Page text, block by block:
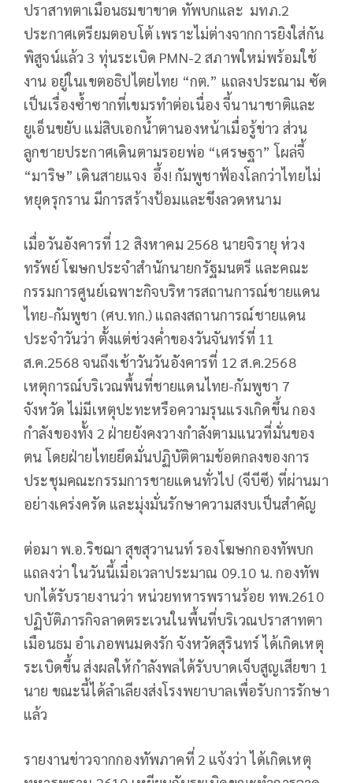
ปราสาทตาเมือนธมขาขาด ทัพบกและ มทภ.2
ประกาศเตรียมตอบโต้ เพราะไม่ต่างจากการยิงใส่กัน
พิสูจน์แล้ว 3 ทุ่นระเบิด PMN-2 สภาพใหม่พร้อมใช้
งาน อยู่ในเขตอธิปไตยไทย “กต.” แถลงประณาม ซัด
เป็นเรื่องซ้ำซากที่เขมรทำต่อเนื่อง จี้นานาชาติและ
ยูเอ็นขยับ แม่สิบเอกน้ำตานองหน้าเมื่อรู้ข่าว ส่วน
ลูกชายประกาศเดินตามรอยพ่อ “เศรษฐา” โผล่จี้
“มาริษ” เดินสายแจง อึ้ง! กัมพูชาฟ้องโลกว่าไทยไม่
หยุดรุกราน มีการสร้างป้อมและขึงลวดหนาม
เมื่อวันอังคารที่ 12 สิงหาคม 2568 นายจิรายุ ห่วง
ทรัพย์ โฆษกประจำสำนักนายกรัฐมนตรี และคณะ
กรรมการศูนย์เฉพาะกิจบริหารสถานการณ์ชายแดน
ไทย-กัมพูชา (ศบ.ทก.) แถลงสถานการณ์ชายแดน
ประจำวันว่า ตั้งแต่ช่วงค่ำของวันจันทร์ที่ 11
ส.ค.2568 จนถึงเช้าวันวันอังคารที่ 12 ส.ค.2568
เหตุการณ์บริเวณพื้นที่ชายแดนไทย-กัมพูชา 7
จังหวัด ไม่มีเหตุปะทะหรือความรุนแรงเกิดขึ้น กอง
กำลังของทั้ง 2 ฝ่ายยังคงวางกำลังตามแนวที่มั่นของ
ตน โดยฝ่ายไทยยึดมั่นปฏิบัติตามข้อตกลงของการ
ประชุมคณะกรรมการชายแดนทั่วไป (จีบีซี) ที่ผ่านมา
อย่างเคร่งครัด และมุ่งมั่นรักษาความสงบเป็นสำคัญ
ต่อมา พ.อ.ริชฌา สุขสุวานนท์ รองโฆษกกองทัพบก
แถลงว่า ในวันนี้เมื่อเวลาประมาณ 09.10 น. กองทัพ
บกได้รับรายงานว่า หน่วยทหารพรานร้อย ทพ.2610
ปฏิบัติภารกิจลาดตระเวนในพื้นที่บริเวณปราสาทตา
เมือนธม อำเภอพนมดงรัก จังหวัดสุรินทร์ ได้เกิดเหตุ
ระเบิดขึ้น ส่งผลให้กำลังพลได้รับบาดเจ็บสูญเสียขา 1
นาย ขณะนี้ได้ลำเลียงส่งโรงพยาบาลเพื่อรับการรักษา
แล้ว
รายงานข่าวจากกองทัพภาคที่ 2 แจ้งว่า ได้เกิดเหตุ